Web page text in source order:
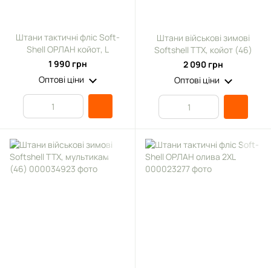
Штани тактичні фліс Soft-
Shell ОРЛАН койот, L
1 990 грн
Оптові ціни
Штани військові зимові
Softshell TTX, койот (46)
2 090 грн
Оптові ціни